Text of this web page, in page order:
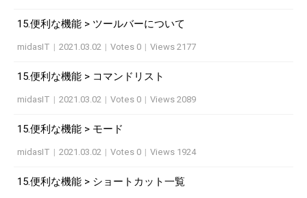
15.便利な機能 > ツールバーについて
midasIT | 2021.03.02 | Votes 0 | Views 2177
15.便利な機能 > コマンドリスト
midasIT | 2021.03.02 | Votes 0 | Views 2089
15.便利な機能 > モード
midasIT | 2021.03.02 | Votes 0 | Views 1924
15.便利な機能 > ショートカット一覧